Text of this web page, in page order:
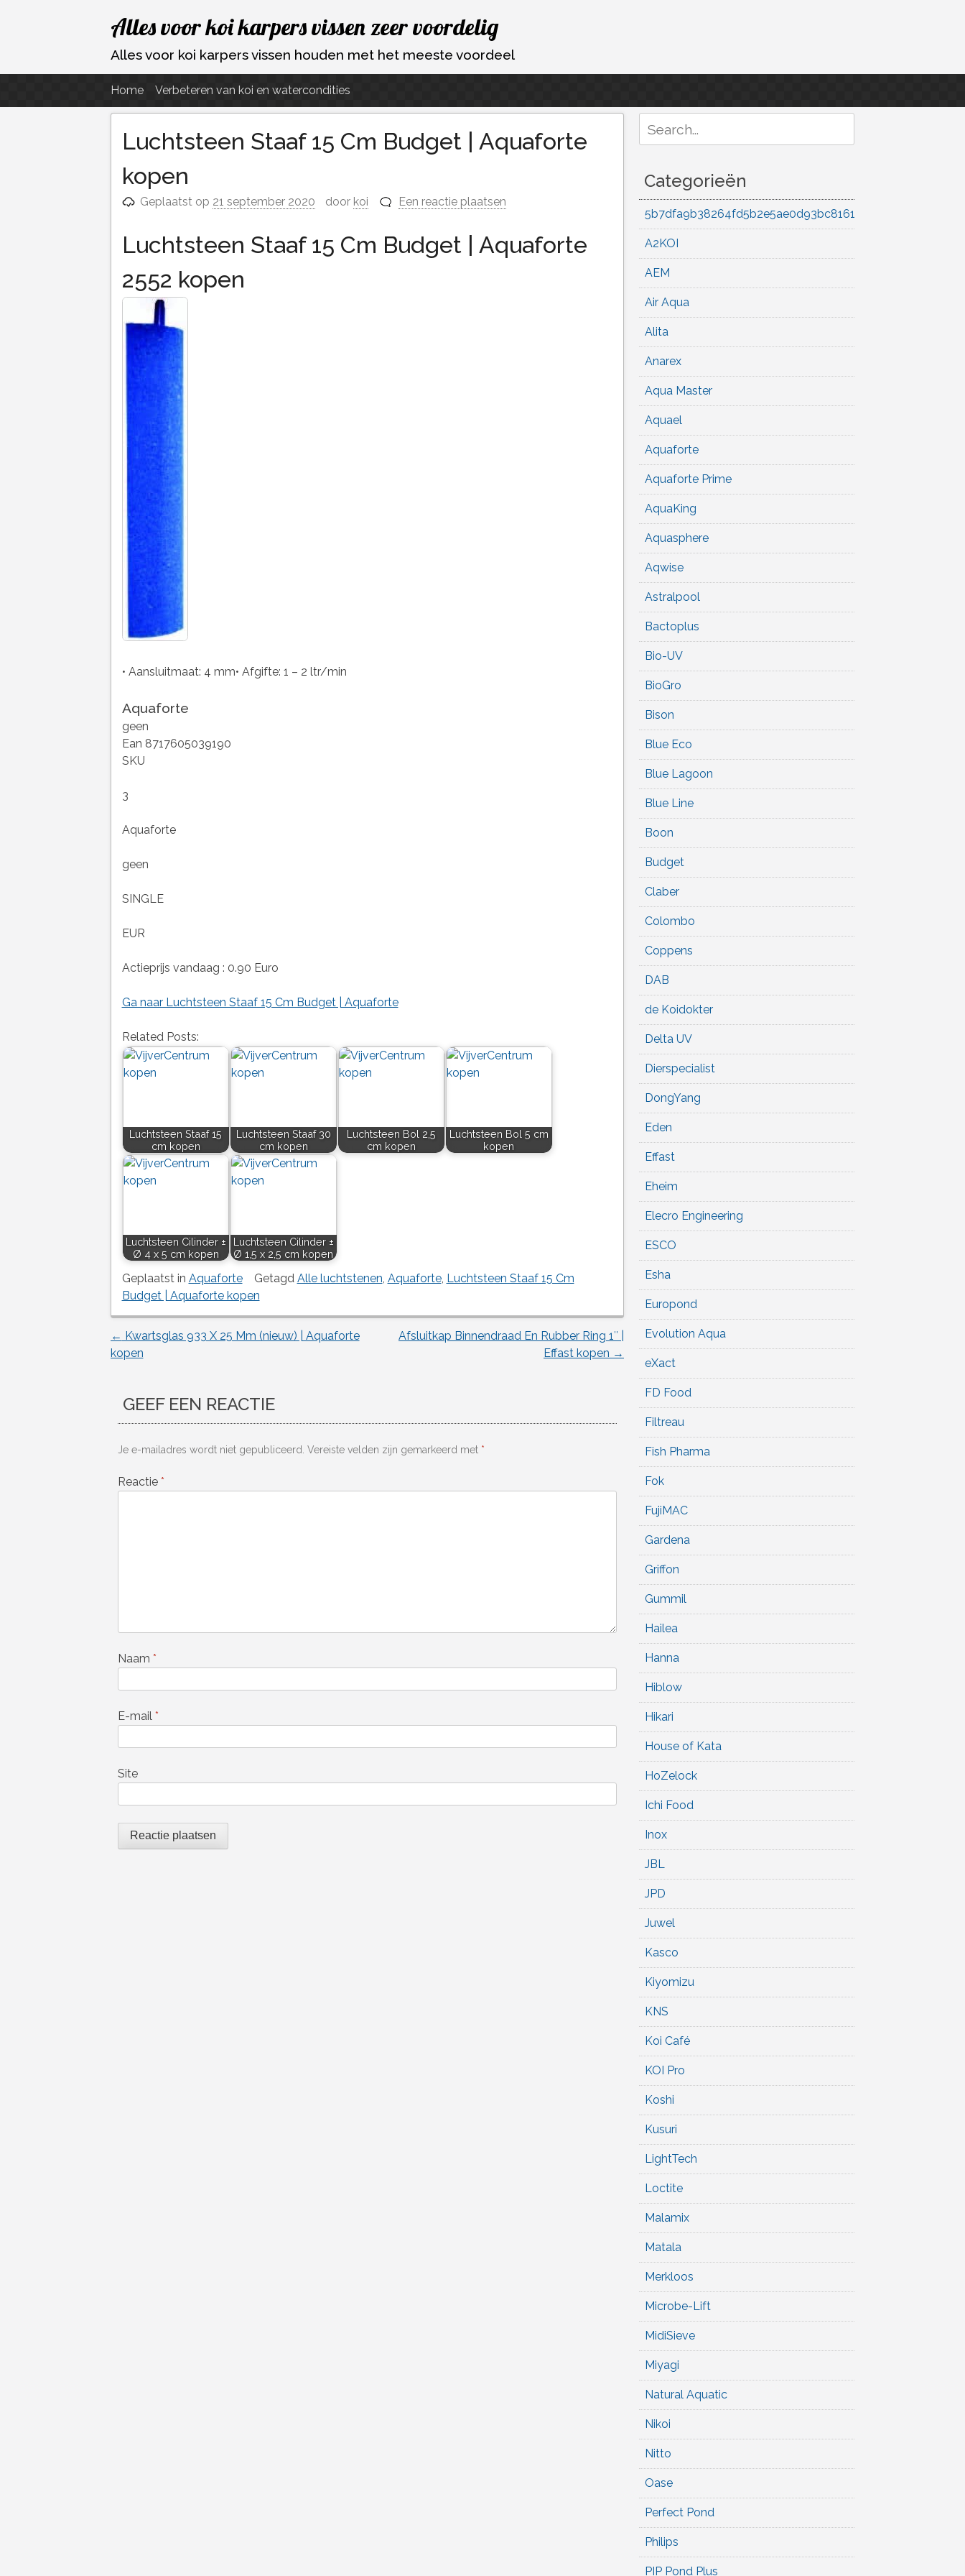
Ga
naar
de
Alles voor koi karpers vissen zeer voordelig
Alles voor koi karpers vissen houden met het meeste voordeel
Home Verbeteren van koi en watercondities
Luchtsteen Staaf 15 Cm Budget | Aquaforte
kopen
Geplaatst op 21 september 2020 door koi Een reactie plaatsen
Luchtsteen Staaf 15 Cm Budget | Aquaforte
2552 kopen
• Aansluitmaat: 4 mm• Afgifte: 1 – 2 ltr/min
Aquaforte
geen
Ean 8717605039190
SKU
3
Aquaforte
geen
SINGLE
EUR
Actieprijs vandaag : 0.90 Euro
Ga naar Luchtsteen Staaf 15 Cm Budget | Aquaforte
Related Posts:
Luchtsteen Staaf 15
cm kopen
Luchtsteen Staaf 30
cm kopen
Luchtsteen Bol 2,5
cm kopen
Luchtsteen Bol 5 cm
kopen
Luchtsteen Cilinder ±
Ø 4 x 5 cm kopen
Luchtsteen Cilinder ±
Ø 1,5 x 2,5 cm kopen
Geplaatst in Aquaforte Getagd Alle luchtstenen, Aquaforte, Luchtsteen Staaf 15 Cm
Budget | Aquaforte kopen
Berichtnavigatie
← Kwartsglas 933 X 25 Mm (nieuw) | Aquaforte
kopen
Afsluitkap Binnendraad En Rubber Ring 1″ |
Effast kopen →
GEEF EEN REACTIE
Je e-mailadres wordt niet gepubliceerd. Vereiste velden zijn gemarkeerd met *
Reactie *
Naam *
E-mail *
Site
for:
Categorieën
5b7dfa9b38264fd5b2e5ae0d93bc8161
A2KOI
AEM
Air Aqua
Alita
Anarex
Aqua Master
Aquael
Aquaforte
Aquaforte Prime
AquaKing
Aquasphere
Aqwise
Astralpool
Bactoplus
Bio-UV
BioGro
Bison
Blue Eco
Blue Lagoon
Blue Line
Boon
Budget
Claber
Colombo
Coppens
DAB
de Koidokter
Delta UV
Dierspecialist
DongYang
Eden
Effast
Eheim
Elecro Engineering
ESCO
Esha
Europond
Evolution Aqua
eXact
FD Food
Filtreau
Fish Pharma
Fok
FujiMAC
Gardena
Griffon
Gummil
Hailea
Hanna
Hiblow
Hikari
House of Kata
HoZelock
Ichi Food
Inox
JBL
JPD
Juwel
Kasco
Kiyomizu
KNS
Koi Café
KOI Pro
Koshi
Kusuri
LightTech
Loctite
Malamix
Matala
Merkloos
Microbe-Lift
MidiSieve
Miyagi
Natural Aquatic
Nikoi
Nitto
Oase
Perfect Pond
Philips
PIP Pond Plus